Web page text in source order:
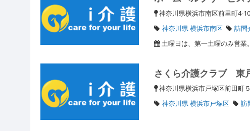
神奈川県横浜市南区前里町4-
神奈川県 横浜市南区
訪問
土曜日は、第一土曜のみ営業
さくら介護クラブ 東
神奈川県横浜市戸塚区前田町
神奈川県 横浜市戸塚区
訪